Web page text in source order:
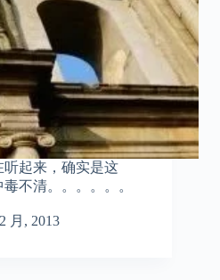
起来，确实是这
不清。。。。。。
月, 2013